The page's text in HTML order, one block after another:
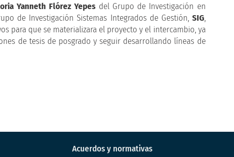
Yanneth Flórez Yepes del Grupo de Investigación en
de Investigación Sistemas Integrados de Gestión, SIG,
para que se materializara el proyecto y el intercambio, ya
de tesis de posgrado y seguir desarrollando líneas de
Acuerdos y normativas